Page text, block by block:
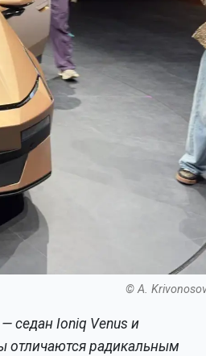
© A.
седан Ioniq Venus и
отличаются радикальным